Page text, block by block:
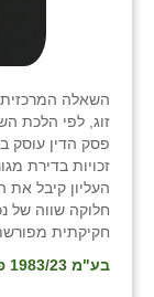
השאלה
זוג, לפי הלכת
פסק הדין עוסק
זכויות בדירת
העליון קיבל את
חלוקה שווה של
חקיקתית
בע"מ 1983/23 פלוני נ' פלוני, פס״ד מיום